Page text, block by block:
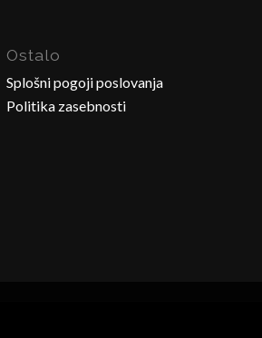
Ostalo
Splošni pogoji poslovanja
Politika zasebnosti